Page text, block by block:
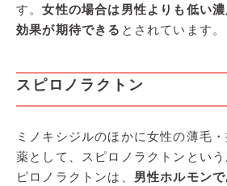
す。女性の場合は男性よりも低い
効果が期待できる とされています。
スピロノラクトン
ミノキシジルのほかに女性の薄毛
薬として、スピロノラクトンとい
ピロノラクトンは、 男性ホルモン